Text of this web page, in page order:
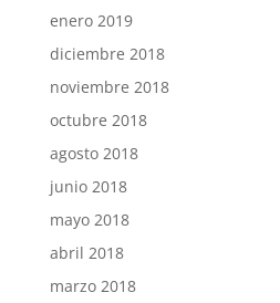
enero 2019
diciembre 2018
noviembre 2018
octubre 2018
agosto 2018
junio 2018
mayo 2018
abril 2018
marzo 2018